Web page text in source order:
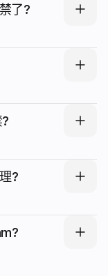
了?
?